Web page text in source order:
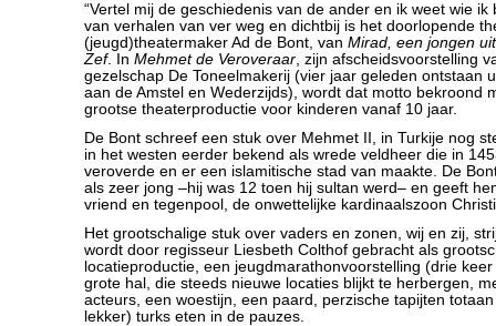
“Vertel mij de geschiedenis van de ander en ik weet wie ik
van verhalen van ver weg en dichtbij is het doorlopende
(jeugd)theatermaker Ad de Bont, van Mirad, een jongen
Zef. In Mehmet de Veroveraar, zijn afscheidsvoorstelling
gezelschap De Toneelmakerij (vier jaar geleden ontstaan
aan de Amstel en Wederzijds), wordt dat motto bekroond
grootse theaterproductie voor kinderen vanaf 10 jaar.
De Bont schreef een stuk over Mehmet II, in Turkije nog
in het westen eerder bekend als wrede veldheer die in
veroverde en er een islamitische stad van maakte. De
als zeer jong –hij was 12 toen hij sultan werd– en geeft
vriend en tegenpool, de onwettelijke kardinaalszoon
Het grootschalige stuk over vaders en zonen, wij en zij,
wordt door regisseur Liesbeth Colthof gebracht als
locatieproductie, een jeugdmarathonvoorstelling (drie
grote hal, die steeds nieuwe locaties blijkt te herbergen,
acteurs, een woestijn, een paard, perzische tapijten
lekker) turks eten in de pauzes.